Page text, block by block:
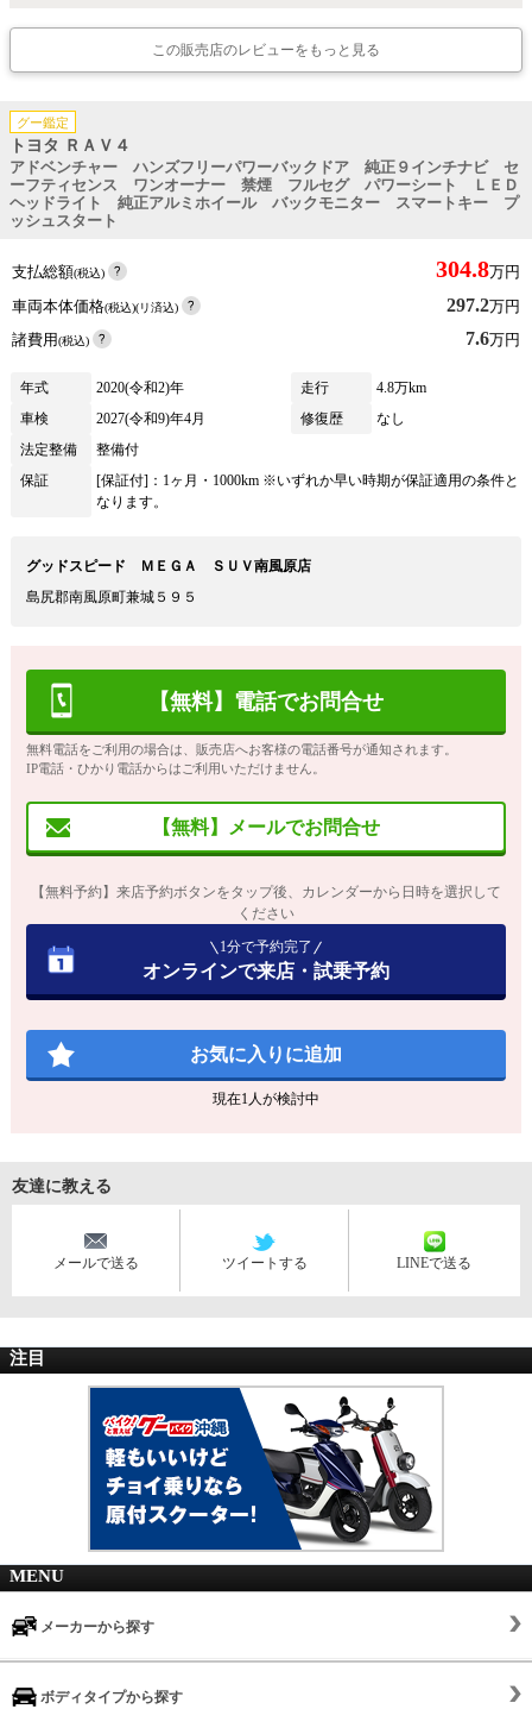
この販売店のレビューをもっと見る
グー鑑定
トヨタ ＲＡＶ４
アドベンチャー ハンズフリーパワーバックドア 純正９インチナビ セ
ーフティセンス ワンオーナー 禁煙 フルセグ パワーシート ＬＥＤ
ヘッドライト 純正アルミホイール バックモニター スマートキー プ
ッシュスタート
支払総額(税込) 304.8万円
車両本体価格(税込)(リ済込) 297.2万円
諸費用(税込) 7.6万円
年式 2020(令和2)年 走行
4.8万km
車検
2027(令和9)年4月 修復歴
なし
法定整備
整備付
保証
[保証付]：1ヶ月・1000km ※いずれか早い時期が保証適用の条件と
なります。
グッドスピード ＭＥＧＡ ＳＵＶ南風原店
島尻郡南風原町兼城５９５
【無料】電話でお問合せ
無料電話をご利用の場合は、販売店へお客様の電話番号が通知されます。
IP電話・ひかり電話からはご利用いただけません。
【無料】メールでお問合せ
【無料予約】来店予約ボタンをタップ後、カレンダーから日時を選択して
ください
1分で予約完了
オンラインで来店・試乗予約
お気に入りに追加
現在1人が検討中
友達に教える
メールで送る ツイートする LINEで送る
注目
MENU
メーカーから探す
ボディタイプから探す